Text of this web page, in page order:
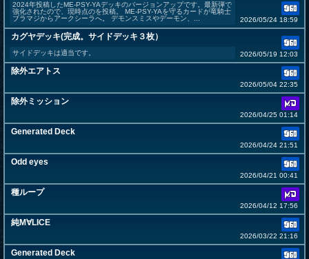
2024年投稿したME-PSY-YAデッキのバージョンアップです。最新弾で
強化されたので、現時点のを投稿。 ME-PSY-YAを守るカードが竜騎士
ブラマジからアークシーラへ。 デモンスミスやデーモン、...
2026/05/24 18:59
カグヤデッキ(完成。サイドデッキ３枚）
サイドデッキは適当です。 2026/05/19 12:03
除外エアトス
2026/05/04 22:35
除外ミッション
2026/04/25 01:14
Generated Deck
2026/04/24 21:51
Odd eyes
2026/04/21 00:41
種ループ
2026/04/12 17:56
純M∀LICE
2026/03/22 21:16
Generated Deck